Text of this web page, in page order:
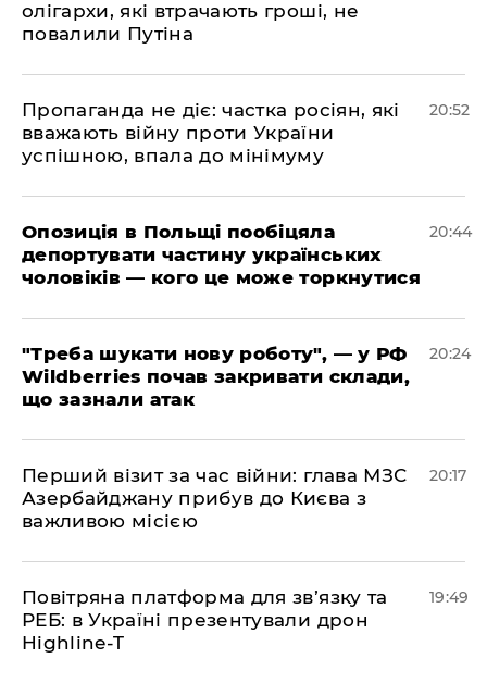
олігархи, які втрачають гроші, не
повалили Путіна
​Пропаганда не діє: частка росіян, які
вважають війну проти України
успішною, впала до мінімуму
20:52
​Опозиція в Польщі пообіцяла
депортувати частину українських
чоловіків — кого це може торкнутися
20:44
​"Треба шукати нову роботу", — у РФ
Wildberries почав закривати склади,
що зазнали атак
20:24
​Перший візит за час війни: глава МЗС
Азербайджану прибув до Києва з
важливою місією
20:17
​Повітряна платформа для зв’язку та
РЕБ: в Україні презентували дрон
Highline-T
19:49